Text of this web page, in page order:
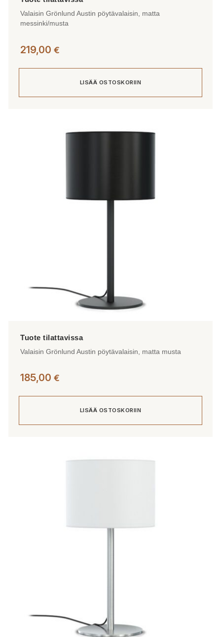
Valaisin Grönlund Austin pöytävalaisin, matta
messinki/musta
219,00 €
LISÄÄ OSTOSKORIIN
Valaisin Grönlund Austin pöytävalaisin, matta musta
185,00 €
LISÄÄ OSTOSKORIIN